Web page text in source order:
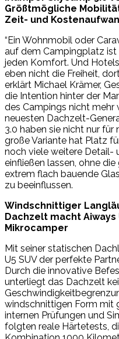
Größtmögliche
Zeit- und
“Ein Wohnmobil oder
auf dem Campingplatz
jeden Komfort. Und
eben nicht die Freiheit,
erklärt Michael Krämer,
die Intention hinter der
des Campings nicht mehr
neuesten Dachzelt-
3.0 haben sie nicht nur
große Variante hat Platz
noch viele weitere Detail-
einfließen lassen, ohne
extrem flach bauende
zu beeinflussen.
Windschnittiger
Dachzelt macht Aiways
Mikrocamper
Mit seiner statischen
U5 SUV der perfekte
Durch die innovative
unterliegt das Dachzelt
windschnittigen Form mit
internen Prüfungen und
folgten reale Härtetests,